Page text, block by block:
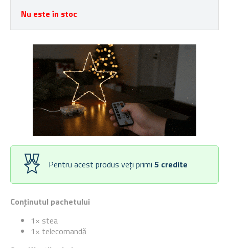
Conținutul pachetului
1× stea
1× telecomandă
Nu este în stoc
Pentru acest produs veți primi 5 credite